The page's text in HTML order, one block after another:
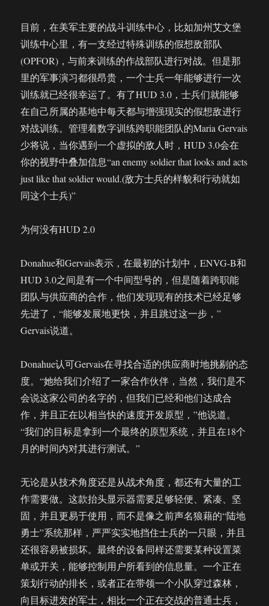
目前，在美军主要的战斗训练中心，比如加州艾文堡
训练中心里，有一支经过特殊训练的假想敌部队
(OPFOR)，与前来训练的作战部队进行对战。但是那
里的军事演习都很昂贵，一个士兵一年能够进行一次
训练就已经很幸运了。有了HUD 3.0，士兵们就能够
在自己所属的基地中每天都与增强现实的假想敌进行
对战训练。管理着数字训练跨职能团队的Maria Gervais
少将说，当你遇到一个虚拟的敌人时，HUD 3.0会在
你的视野中叠加信息“an enemy soldier that looks and acts
just like that soldier would.(敌方士兵的样貌和行动就如
同这个士兵)”
为何没有HUD 2.0
Donahue和Gervais表示，在最初的计划中，ENVG-B和
HUD 3.0之间是有一个中间型号的，但是随着跨职能
团队与供应商的合作，他们发现现有的技术已经足够
先进了，“能够发展地更快，并且跳过这一步，”
Gervais说道。
Donahue认可Gervais在寻找合适的供应商时地挑剔的态
度。“她给我们介绍了一家合作伙伴，当然，我们是不
会说这家公司的名字的，但我们已经和他们达成合
作，并且正在以相当快的速度开发原型，”他说道。
“我们的目标是拿到一个最终的原型系统，并且在18个
月的时间内对其进行测试。”
无论是从技术角度还是从战术角度，都还有大量的工
作需要做。这款抬头显示器需要足够轻便、紧凑、坚
固，并且更易于使用，而不是像之前声名狼藉的“陆地
勇士”系统那样，严严实实地挡住士兵的一只眼，并且
还很容易被损坏。最终的设备同样还需要某种设置菜
单或开关，能够控制用户所看到的信息量。一个正在
策划行动的排长，或者正在带领一个小队穿过森林，
向目标进发的军士，相比一个正在交战的普通士兵，